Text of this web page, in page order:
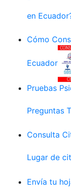
en
Cómo
Ecuador
Pruebas
Preguntas
Consulta
Lugar de
Envía tu